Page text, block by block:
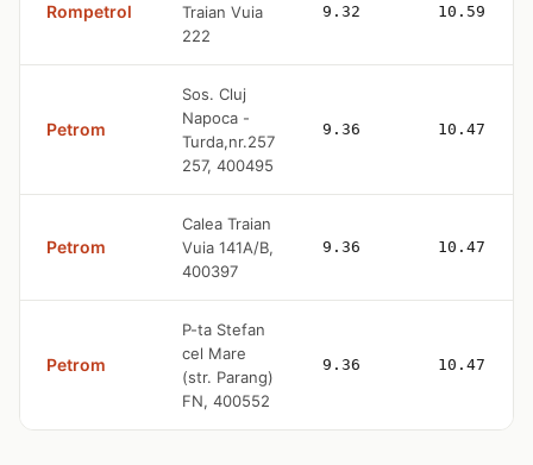
Rompetrol
Traian Vuia
222
9.32 10.59
Petrom
Sos. Cluj
Napoca -
Turda,nr.257
257, 400495
9.36 10.47
Petrom
Calea Traian
Vuia 141A/B,
400397
9.36 10.47
Petrom
P-ta Stefan
cel Mare
(str. Parang)
FN, 400552
9.36 10.47